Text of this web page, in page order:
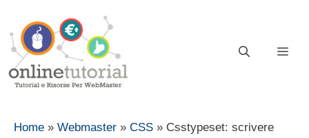
contenuto
Home » Webmaster » CSS » Csstypeset: scrivere